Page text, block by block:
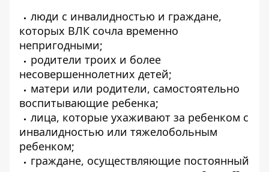
люди с инвалидностью и граждане,
которых ВЛК сочла временно
непригодными;
родители троих и более
несовершеннолетних детей;
матери или родители, самостоятельно
воспитывающие ребенка;
лица, которые ухаживают за ребенком с
инвалидностью или тяжелобольным
ребенком;
граждане, осуществляющие постоянный